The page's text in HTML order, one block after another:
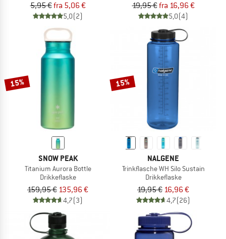
5,95 €fra 5,06 €
5,0(2)
19,95 €fra 16,96 €
5,0(4)
15%
SNOW PEAK
Titanium Aurora Bottle
Drikkeflaske
159,95 € 135,96 €
4,7(3)
15%
NALGENE
Trinkflasche WH Silo Sustain
Drikkeflaske
19,95 € 16,96 €
4,7(26)